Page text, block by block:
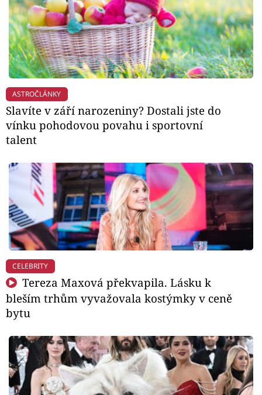
ASTROČLÁNKY
Slavíte v září narozeniny? Dostali jste do
vínku pohodovou povahu i sportovní
talent
CELEBRITY
Tereza Maxová překvapila. Lásku k
bleším trhům vyvažovala kostýmky v ceně
bytu